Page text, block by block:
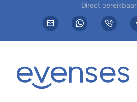
Direct bereikbaar